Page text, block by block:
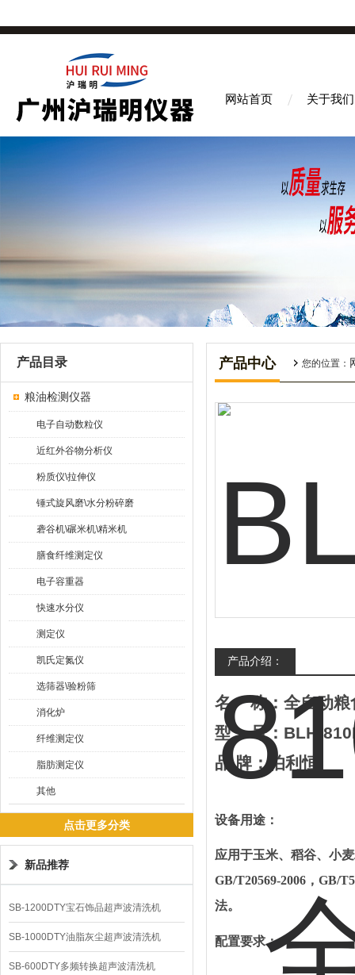
网站首页 关于我们
产品目录
粮油检测仪器
电子自动数粒仪
近红外谷物分析仪
粉质仪\拉伸仪
锤式旋风磨\水分粉碎磨
砻谷机\碾米机\精米机
膳食纤维测定仪
电子容重器
快速水分仪
测定仪
凯氏定氮仪
选筛器\验粉筛
消化炉
纤维测定仪
脂肪测定仪
其他
点击更多分类
新品推荐
SB-1200DTY宝石饰品超声波清洗机
SB-1000DTY油脂灰尘超声波清洗机
SB-600DTY多频转换超声波清洗机
产品中心 您的位置：
产品介绍：
名 称： 全自动粮
型
号： BLH-
品 牌 ： 伯利恒
设备用途：
应用于玉米、稻谷、小
GB/T20569-2006，GB/
法。
配置要求：